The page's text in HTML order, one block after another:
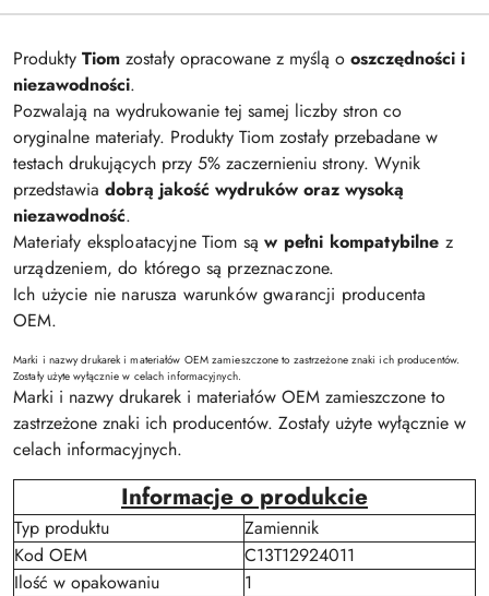
Produkty Tiom zostały opracowane z myślą o oszczędności i
niezawodności.
Pozwalają na wydrukowanie tej samej liczby stron co
oryginalne materiały. Produkty Tiom zostały przebadane w
testach drukujących przy 5% zaczernieniu strony. Wynik
przedstawia dobrą jakość wydruków oraz wysoką
niezawodność.
Materiały eksploatacyjne Tiom sąw pełni kompatybilne z
urządzeniem, do którego są przeznaczone.
Ich użycie nie narusza warunków gwarancji producenta
OEM.
Marki i nazwy drukarek i materiałów OEM zamieszczone to zastrzeżone znaki ich producentów.
Zostały użyte wyłącznie w celach informacyjnych.
Marki i nazwy drukarek i materiałów OEM zamieszczone to
zastrzeżone znaki ich producentów. Zostały użyte wyłącznie w
celach informacyjnych.
Informacje o produkcie
Typ produktu
Zamiennik
Kod OEM
C13T12924011
Ilość w opakowaniu
1